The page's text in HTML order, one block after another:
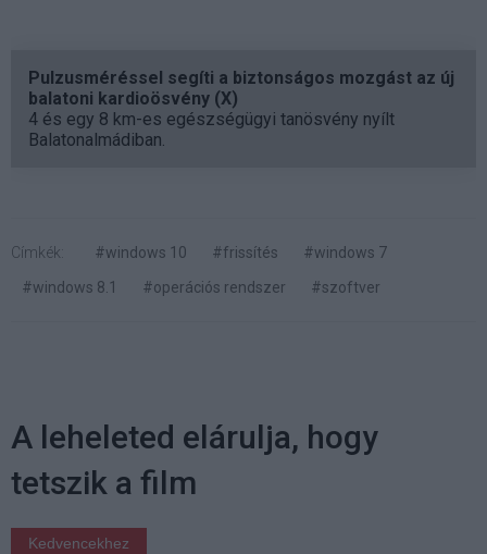
Pulzusméréssel segíti a biztonságos mozgást az új
balatoni kardioösvény (X)
4 és egy 8 km-es egészségügyi tanösvény nyílt
Balatonalmádiban.
Címkék: #windows 10 #frissítés
#windows 7
#windows 8.1
#operációs rendszer #szoftver
A leheleted elárulja, hogy
tetszik a film
Kedvencekhez